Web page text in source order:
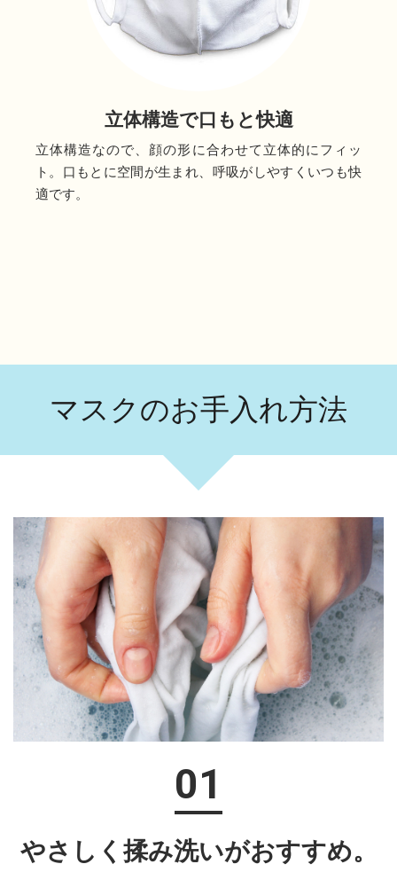
立体構造で口もと快適
立体構造なので、顔の形に合わせて立体的にフィッ
ト。口もとに空間が生まれ、呼吸がしやすくいつも快
適です。
マスクのお手入れ方法
01
やさしく揉み洗いがおすすめ。